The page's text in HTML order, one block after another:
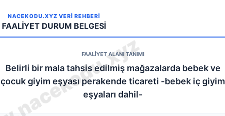
NACEKODU.XYZ VERİ REHBERİ
FAALİYET DURUM BELGESİ
FAALİYET ALANI TANIMI
Belirli bir mala tahsis edilmiş mağazalarda bebek ve
çocuk giyim eşyası perakende ticareti -bebek iç giyim
eşyaları dahil-